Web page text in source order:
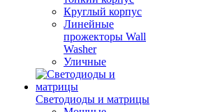
Круглый корпус
Линейные
прожекторы Wall
Washer
Уличные
Светодиоды и матрицы